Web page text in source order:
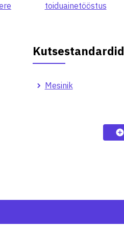
toiduainetööstus
Kutsestandardid
Mesinik